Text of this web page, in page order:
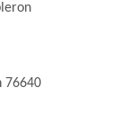
76640